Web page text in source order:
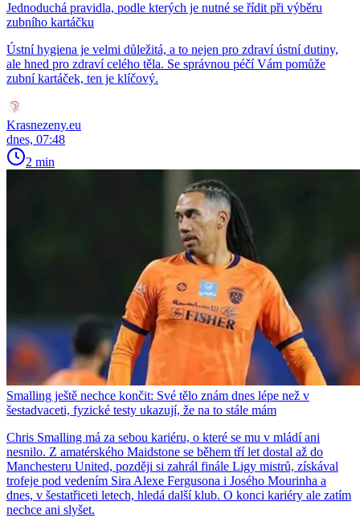
Jednoduchá pravidla, podle kterých je nutné se řídit při výběru
zubního kartáčku
Ústní hygiena je velmi důležitá, a to nejen pro zdraví ústní dutiny,
ale hned pro zdraví celého těla. Se správnou péčí Vám pomůže
zubní kartáček, ten je klíčový.
Krasnezeny.eu
dnes, 07:48
2 min
Smalling ještě nechce končit: Své tělo znám dnes lépe než v
šestadvaceti, fyzické testy ukazují, že na to stále mám
Chris Smalling má za sebou kariéru, o které se mu v mládí ani
nesnilo. Z amatérského Maidstone se během tří let dostal až do
Manchesteru United, později si zahrál finále Ligy mistrů, získával
trofeje pod vedením Sira Alexe Fergusona i Josého Mourinha a
dnes, v šestatřiceti letech, hledá další klub. O konci kariéry ale zatím
nechce ani slyšet.